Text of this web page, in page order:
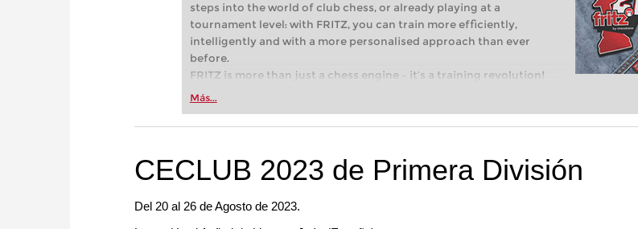
steps into the world of club chess, or already playing at a
tournament level: with FRITZ, you can train more efficiently,
intelligently and with a more personalised approach than ever
before.
FRITZ is more than just a chess engine – it’s a training revolution!
Whether you’re taking your first steps into the world of club chess,
more efficiently, intelligently and with a more personalised
Más...
CECLUB 2023 de Primera División
Del 20 al 26 de Agosto de 2023.